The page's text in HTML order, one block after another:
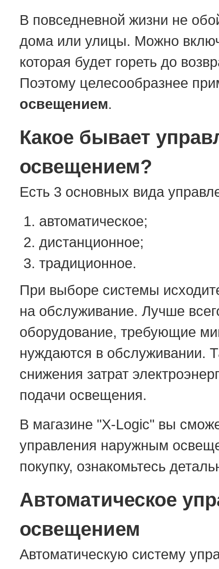
В повседневной жизни не
дома или улицы. Можно
которая будет гореть до
Поэтому целесообразнее
освещением.
Какое бывает
освещением?
Есть 3 основных вида
автоматическое;
дистанционное;
традиционное.
При выборе системы
на обслуживание. Лучше
оборудование, требующие
нуждаются в обслуживании.
снижения затрат
подачи освещения.
В магазине "X-Logic" вы
управления наружным
покупку, ознакомьтесь
Автоматическое
освещением
Автоматическую систему